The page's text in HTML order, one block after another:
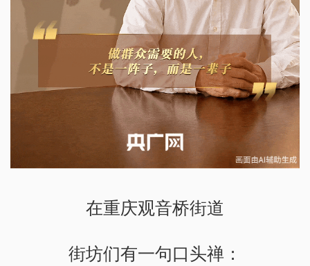
在重庆观音桥街道
街坊们有一句口头禅：